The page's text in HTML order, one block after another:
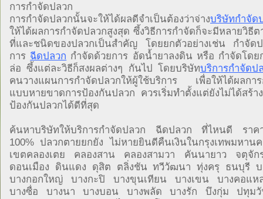
การกำจัดปลวก
การกำจัดปลวกนั้นจะให้ได้ผลดีจำเป็นต้องว่าจ่างบริษัทกำจัด
ให้ได้ผลการกำจัดปลวกสูงสุด ซึ้งวิธีการกำจัดก็จะมีหลายวิธี
ที่และชนิดของปลวกเป็นสำคัญ โดยยกตัวอย่างเช่น กำจัดป
การ ฉีดปลวก กำจัดด้วยการ อัดน้ำยาลงดิน หรือ กำจัดโดย
ล่อ ซึ้งแต่ละวิธีก็สงผลต่างๆ กันไป โดยบริษัทบริการกำจัดป
คนวางแผนการกำจัดปลวกให้ผู้ใช้บริการ เพื่อให้ได้ผลกา
แบบหายขาดการป้องกันปลวก ควรเริ่มทำตั้งแต่ยังไม่ได้สร้า
ป้องกันปลวกได้ดีที่สุด
ค้นหาบริษัทให้บริการกำจัดปลวก ฉีดปลวก ที่ไหนดี ราค
100% ปลวกตายยกยัง ไม่หายยินดีคืนเงินในกรุงเทพมหาน
เขตคลองเตย คลองสาน คลองสามวา คันนายาว จตุจั
ดอนเมือง ดินแดง ดุสิต ตลิ่งชัน ทวีวัฒนา ทุ่งครุ ธนบุรี บ
บางกอกใหญ่ บางกะปิ บางขุนเทียน บางเขน บางคอแ
บางซื่อ บางนา บางบอน บางพลัด บางรัก บึงกุ่ม ปทุมวั